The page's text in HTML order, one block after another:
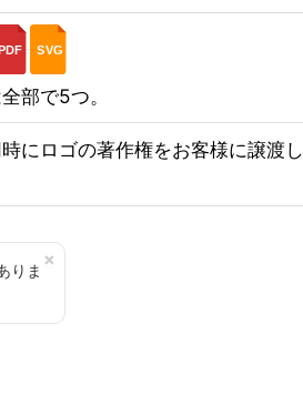
SVG
部で5つ。
にロゴの著作権をお客様に譲渡し
×
りま